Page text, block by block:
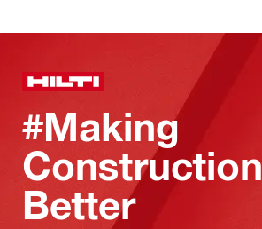
#Making
Construction
Better